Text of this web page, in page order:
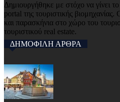
Δημιουργήθηκε με στόχο να γίνει
portal της τουριστικής βιομηχανίας.
και παρασκήνια στο χώρο του
τουριστικού real estate.
ΔΗΜΟΦΙΛΗ ΑΡΘΡΑ